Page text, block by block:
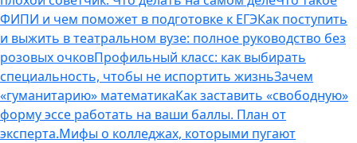
ФИПИ и чем поможет в подготовке к ЕГЭКак поступить
и выжить в театральном вузе: полное руководство без
розовых очковПрофильный класс: как выбирать
специальность, чтобы не испортить жизньЗачем
«гуманитарию» математикаКак заставить «свободную»
форму эссе работать на ваши баллы. План от
эксперта.Мифы о колледжах, которыми пугают